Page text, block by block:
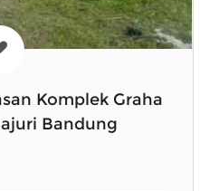
Komplek Graha
Bandung